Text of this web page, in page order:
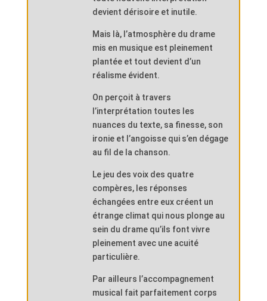
devient dérisoire et inutile.
Mais là, l’atmosphère du drame
mis en musique est pleinement
plantée et tout devient d’un
réalisme évident.
On perçoit à travers
l’interprétation toutes les
nuances du texte, sa finesse, son
ironie et l’angoisse qui s’en dégage
au fil de la chanson.
Le jeu des voix des quatre
compères, les réponses
échangées entre eux créent un
étrange climat qui nous plonge au
sein du drame qu’ils font vivre
pleinement avec une acuité
particulière.
Par ailleurs l’accompagnement
musical fait parfaitement corps